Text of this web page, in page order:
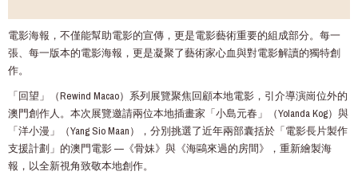
電影海報，不僅能幫助電影的宣傳，更是電影藝術重要的組成部分。每一
張、每一版本的電影海報，更是凝聚了藝術家心血與對電影解讀的獨特創
作。
「回望」（Rewind Macao）系列展覽聚焦回顧本地電影，引介導演崗位外的
澳門創作人。本次展覽邀請兩位本地插畫家「小島元春」（Yolanda Kog）與
「洋小漫」（Yang Sio Maan），分別挑選了近年兩部囊括於「電影長片製作
支援計劃」的澳門電影 ––《骨妹》與《海鷗來過的房間》，重新繪製海
報，以全新視角致敬本地創作。